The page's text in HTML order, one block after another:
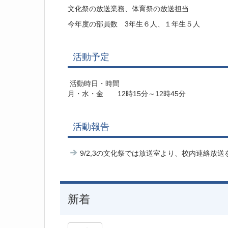
文化祭の放送業務、体育祭の放送担当
今年度の部員数 3年生６人、１年生５人
活動予定
活動時日・時間
月・水・金 12時15分～12時45分
活動報告
9/2,3の文化祭では放送室より、校内連絡放送
新着